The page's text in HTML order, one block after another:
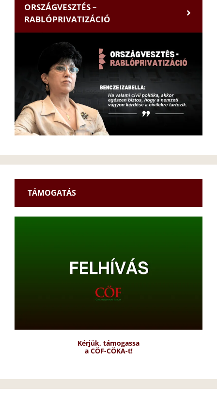
ORSZÁGVESZTÉS –
RABLÓPRIVATIZÁCIÓ
TÁMOGATÁS
Kérjük, támogassa
a CÖF-CÖKA-t!